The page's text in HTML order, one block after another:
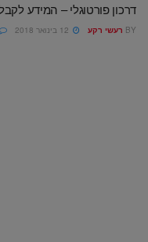
דרכון פורטוגלי – המידע
BY רעשי רקע